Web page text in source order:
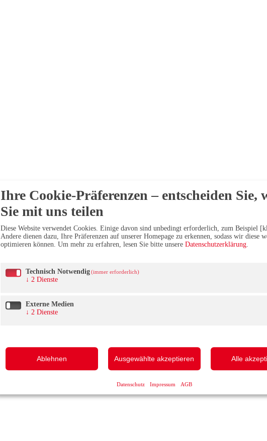
Ihre Cookie-Präferenzen – entscheiden Sie,
Sie mit uns teilen
Diese Website verwendet Cookies. Einige davon sind unbedingt erforderlich, zum Beispiel
Andere dienen dazu, Ihre Präferenzen auf unserer Homepage zu erkennen, sodass wir diese
optimieren können. Um mehr zu erfahren, lesen Sie bitte unsere Datenschutzerklärung
Technisch Notwendig(immer erforderlich)
↓ 2 Dienste
Externe Medien
↓ 2 Dienste
Ablehnen Ausgewählte akzeptieren Alle
Datenschutz Impressum AGB